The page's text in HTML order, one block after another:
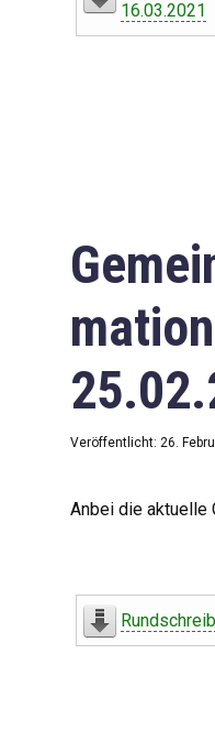
Downloads
Impressum
16.03.2021
Veröffentlicht: 26.
Anbei die aktuelle